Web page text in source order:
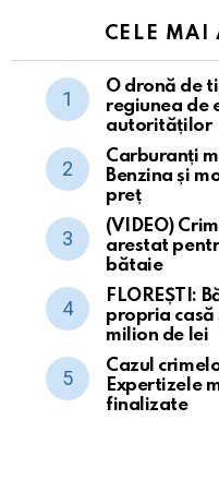
CELE MAI
O dronă de
regiunea de
autorităților
Carburanți
Benzina și
preț
(VIDEO)
arestat
bătaie
FLOREȘTI:
propria
milion de lei
Cazul
Expertizele
finalizate